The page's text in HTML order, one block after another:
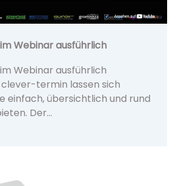
Webinar ausführlich
Webinar ausführlich
termin lassen sich
einfach, übersichtlich und rund
Der…